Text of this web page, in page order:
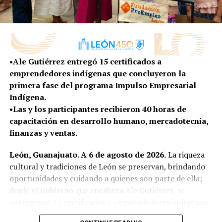
gente que ha llegado de diferentes partes del país,
que se enamoran de la ciudad y que deciden
Además, se impulsan programas gratuitos de
capacitación en herramientas como idiomas, Excel,
Word e inteligencia artificial, además de acercar
oportunidades laborales mediante Chamba Módulo,
plataforma que mantiene actualizadas las vacantes
disponibles para perfiles que van desde educación básica
hasta nivel profesional.
atracción de inversiones, en un año y medio, León
registra 531 millones de dólares en inversiones
internacional, que representan más de 10 mil empleos
comprometidos, oportunidades que fortalecen la
un destino competitivo para el desarrollo de nuevos
•Ale Gutiérrez entregó 15 certificados a
emprendedores indígenas que concluyeron la
primera fase del programa Impulso Empresarial
Indígena.
•Las y los participantes recibieron 40 horas de
capacitación en desarrollo humano, mercadotecnia,
finanzas y ventas.
León, Guanajuato. A 6 de agosto de 2026.La riqueza
cultural y tradiciones de León se preservan, brindando
oportunidades y cuidando a quienes son parte de ella;
desde el Gobierno que encabeza Ale Gutiérrez, se
que fortalecieron sus negocios a través del programa